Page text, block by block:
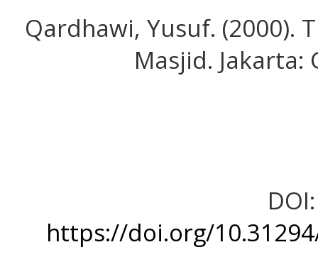
Qardhawi, Yusuf. (2000).
Masjid. Jakarta:
DOI:
https://doi.org/